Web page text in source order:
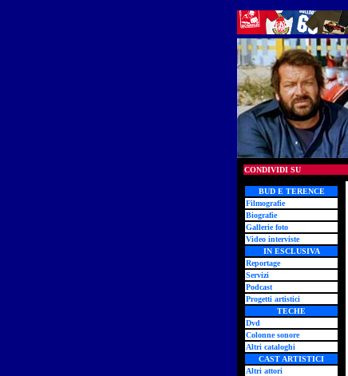
CONDIVIDI SU
BUD E TERENCE
Filmografie
Biografie
Gallerie foto
Video interviste
IN ESCLUSIVA
Reportage
Servizi
Podcast
Progetti artistici
TECHE
Dvd
Colonne sonore
Altri cataloghi
CAST ARTISTICI
Altri attori